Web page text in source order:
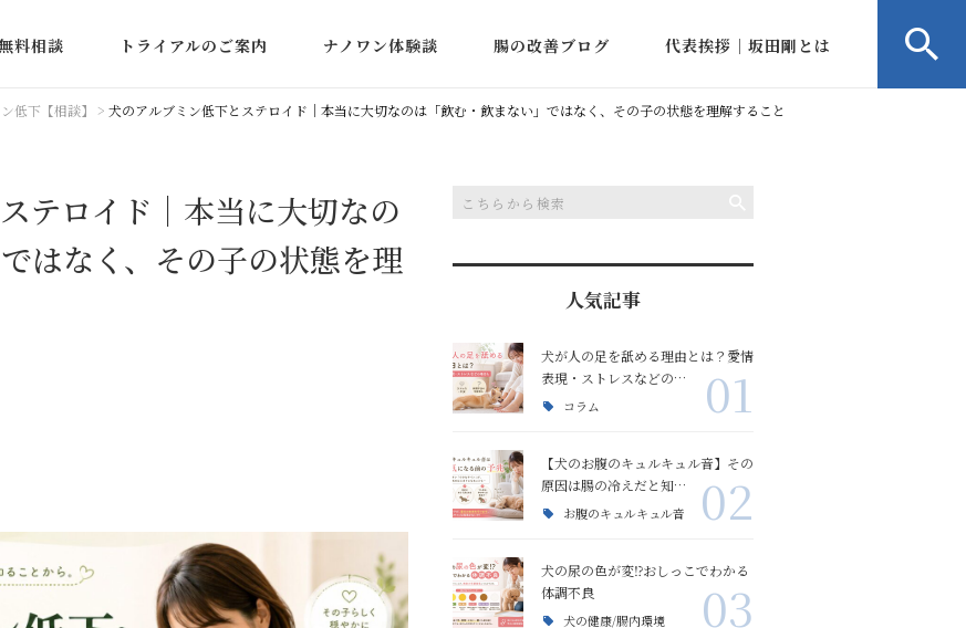
料相談
談事例
トライアルのご案内 ナノワン体験談
蛋白漏出性腸症・アルブ
ミン低下
下痢・軟便・血便
IBD（炎症性腸疾患）
腸の改善ブログ
コラム
血便相談
目ヤニ相談
口臭・体臭相談
下痢血便嘔吐の改善
嘔吐の改善
腸の冷え/腸内環境 腸の冷え
食欲不振の改善
リンパ腫
代表挨拶｜坂田剛とは
会社概要
低下【相談】 > 犬のアルブミン低下とステロイド｜本当に大切なのは「飲む・飲まない」ではなく、その子の状態を理解すること
テロイド｜本当に大切なの
はなく、その子の状態を理
人気記事
犬が人の足を舐める理由とは？愛情
表現・ストレスなどの…
コラム 01
【犬のお腹のキュルキュル音】その
原因は腸の冷えだと知…
お腹のキュルキュル音 02
犬の尿の色が変⁉おしっこでわかる
体調不良
犬の健康/腸内環境 03